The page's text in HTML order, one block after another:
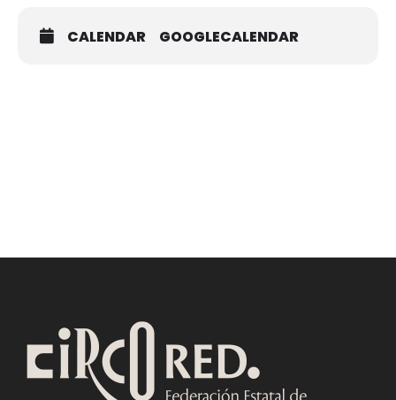
CALENDAR GOOGLECALENDAR